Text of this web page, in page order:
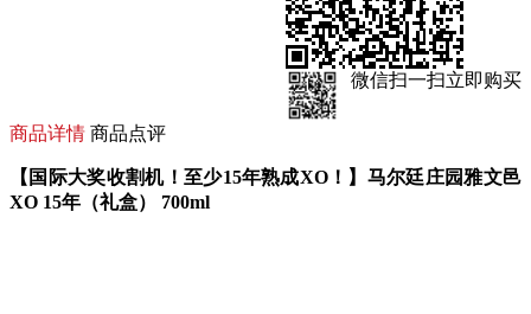
微信扫一扫立即购买
商品详情 商品点评
【国际大奖收割机！至少15年熟成XO！】马尔廷庄园雅文邑
XO 15年（礼盒） 700ml